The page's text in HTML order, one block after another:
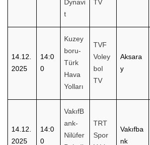
Dynavi
t
TV
14.12.
2025
14:0
0
Kuzey
boru-
Türk
Hava
Yolları
TVF
Voley
bol
TV
Aksara
y
14.12.
2025
14:0
0
VakıfB
ank-
Nilüfer
TRT
Spor
Vakıfba
nk